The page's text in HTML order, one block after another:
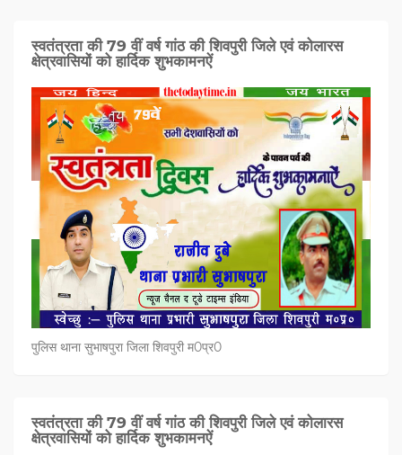
स्वतंत्रता की 79 वीं वर्ष गांठ की शिवपुरी जिले एवं कोलारस
क्षेत्रवासियों को हार्दिक शुभकामनऐं
पुलिस थाना सुभाषपुरा जिला शिवपुरी म0प्र0
स्वतंत्रता की 79 वीं वर्ष गांठ की शिवपुरी जिले एवं कोलारस
क्षेत्रवासियों को हार्दिक शुभकामनऐं